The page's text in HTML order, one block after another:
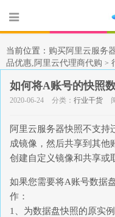
当前位置： 购买阿里云服务
品优惠,阿里云代理商代购 >
如何将A账号的快照
2020-06-24 分类： 行业干货
阿里云服务器快照不支持
成镜像，然后共享到其他
创建自定义镜像和共享或
如果您需要将A账号数据
作：
1、为数据盘快照的原实例